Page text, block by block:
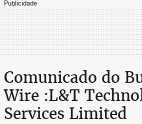
Publicidade
Comunicado do
Wire :L&T
Services Limited